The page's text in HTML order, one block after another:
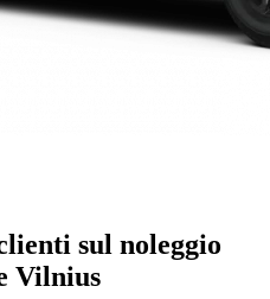
sul noleggio
Vilnius